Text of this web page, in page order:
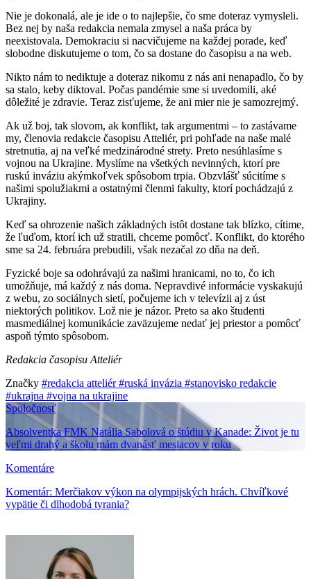
Nie je dokonalá, ale je ide o to najlepšie, čo sme doteraz vymysleli.
Bez nej by naša redakcia nemala zmysel a naša práca by
neexistovala. Demokraciu si nacvičujeme na každej porade, keď
slobodne diskutujeme o tom, čo sa dostane do časopisu a na web.
Nikto nám to nediktuje a doteraz nikomu z nás ani nenapadlo, čo by
sa stalo, keby diktoval. Počas pandémie sme si uvedomili, aké
dôležité je zdravie. Teraz zisťujeme, že ani mier nie je samozrejmý.
Ak už boj, tak slovom, ak konflikt, tak argumentmi – to zastávame
my, členovia redakcie časopisu Atteliér, pri pohľade na naše malé
stretnutia, aj na veľké medzinárodné strety. Preto nesúhlasíme s
vojnou na Ukrajine. Myslíme na všetkých nevinných, ktorí pre
ruskú inváziu akýmkoľvek spôsobom trpia. Obzvlášť súcitíme s
našimi spolužiakmi a ostatnými členmi fakulty, ktorí pochádzajú z
Ukrajiny.
Keď sa ohrozenie našich základných istôt dostane tak blízko, cítime,
že ľuďom, ktorí ich už stratili, chceme pomôcť. Konflikt, do ktorého
sme sa 24. februára prebudili, však nezačal zo dňa na deň.
Fyzické boje sa odohrávajú za našimi hranicami, no to, čo ich
umožňuje, má každý z nás doma. Nepravdivé informácie vyskakujú
z webu, zo sociálnych sietí, počujeme ich v televízii aj z úst
niektorých politikov. Lož nie je názor. Preto sa ako študenti
masmediálnej komunikácie zaväzujeme nedať jej priestor a pomôcť
aspoň týmto spôsobom.
Redakcia časopisu Atteliér
Značky #redakcia atteliér#ruská invázia #stanovisko redakcie
#ukrajna #vojna na ukrajine
Spoločnosť
Absolventka FMK Natália Sabolová o štúdiu v Kanade: Život je tu
veľmi drahý a školu mám dvanásť mesiacov v roku
Komentáre
Komentár: Merčiakov výkon na olympijských hrách. Chvíľkové
vypätie či dlhodobá tyrania?